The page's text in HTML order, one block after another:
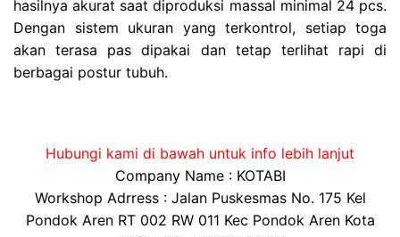
hasilnya akurat saat diproduksi massal minimal 24 pcs.
Dengan sistem ukuran yang terkontrol, setiap toga
akan terasa pas dipakai dan tetap terlihat rapi di
berbagai postur tubuh.
Hubungi kami di bawah untuk info lebih lanjut
Company Name : KOTABI
Workshop Adrress : Jalan Puskesmas No. 175 Kel
Pondok Aren RT 002 RW 011 Kec Pondok Aren Kota